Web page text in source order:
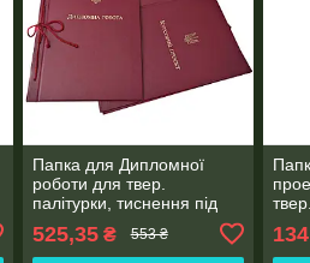
Папка для Дипломної
роботи для твер.
палітурки, тиснення під
золото, бордова 215×305
мм (20мм) (уп.5шт)
525,35₴ 553 ₴